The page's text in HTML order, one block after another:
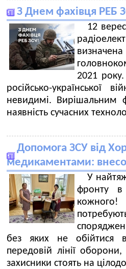
З Днем фахівця РЕБ
12
2021 року.
російсько-української
невидимі. Вирішальним
наявність сучасних
Допомога ЗСУ від
медикаментами:
У
фронту в
без яких не обійтися
передовій лінії
захисники стоять на